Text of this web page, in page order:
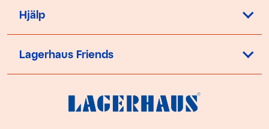
Hjälp
Lagerhaus Friends